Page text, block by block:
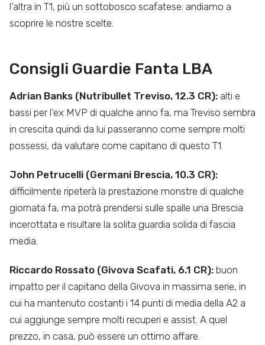
l’altra in T1, più un sottobosco scafatese: andiamo a
scoprire le nostre scelte.
Consigli Guardie Fanta LBA
Adrian Banks (Nutribullet Treviso, 12.3 CR): alti e
bassi per l’ex MVP di qualche anno fa, ma Treviso sembra
in crescita quindi da lui passeranno come sempre molti
possessi, da valutare come capitano di questo T1.
John Petrucelli (Germani Brescia, 10.3 CR):
difficilmente ripeterà la prestazione monstre di qualche
giornata fa, ma potrà prendersi sulle spalle una Brescia
incerottata e risultare la solita guardia solida di fascia
media.
Riccardo Rossato (Givova Scafati, 6.1 CR): buon
impatto per il capitano della Givova in massima serie, in
cui ha mantenuto costanti i 14 punti di media della A2 a
cui aggiunge sempre molti recuperi e assist. A quel
prezzo, in casa, può essere un ottimo affare.